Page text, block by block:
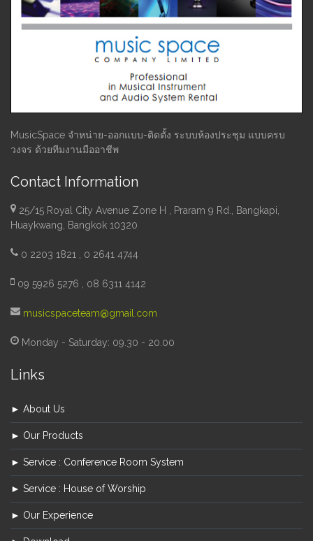
MusicSpace จำหน่าย-ออกแบบ-ติดตั้ง ระบบห้องประชุม แบบครบ
วงจร ด้วยทีมงานมืออาชีพ
Contact Information
25/15 Royal City Avenue Zone H , Praram 9 Rd., Bangkapi,
Huaykwang, Bangkok 10320
0 2203 1821 , 0 2641 4744
09 5926 5276 , 08 6311 4142
musicspaceteam@gmail.com
Monday - Saturday: 09.30 - 20.00
Links
► About Us
► Our Products
► Service : Conference Room System
► Service : House of Worship
► Our Experience